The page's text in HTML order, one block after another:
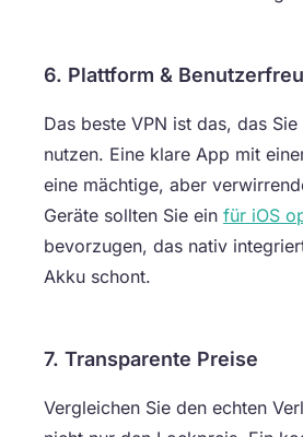
6. Plattform &
Das beste VPN ist das, das
nutzen. Eine klare App mit
eine mächtige, aber
Geräte sollten Sie ein für iOS
bevorzugen, das nativ
Akku schont.
7. Transparente Preise
Vergleichen Sie den echten